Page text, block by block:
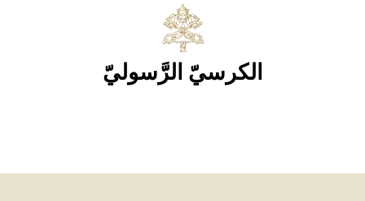
الكرسيّ الرَّسوليّ